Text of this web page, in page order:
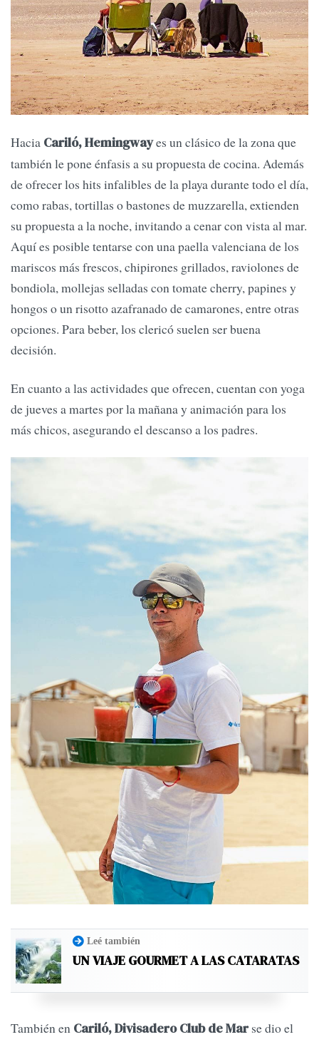
Hacia Cariló, Hemingwayes un clásico de la zona que
también le pone énfasis a su propuesta de cocina. Además
de ofrecer los hits infalibles de la playa durante todo el día,
como rabas, tortillas o bastones de muzzarella, extienden
su propuesta a la noche, invitando a cenar con vista al mar.
Aquí es posible tentarse con una paella valenciana de los
mariscos más frescos, chipirones grillados, raviolones de
bondiola, mollejas selladas con tomate cherry, papines y
hongos o un risotto azafranado de camarones, entre otras
opciones. Para beber, los clericó suelen ser buena
decisión.
En cuanto a las actividades que ofrecen, cuentan con yoga
de jueves a martes por la mañana y animación para los
más chicos, asegurando el descanso a los padres.
Leé también
UN VIAJE GOURMET A LAS CATARATAS
También en Cariló, Divisadero Club de Mar se dio el